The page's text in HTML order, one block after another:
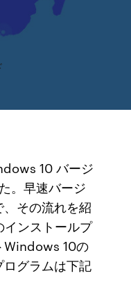
10 バージ
。早速バージ
その流れを紹
ンストールプ
Windows 10の
グラムは下記